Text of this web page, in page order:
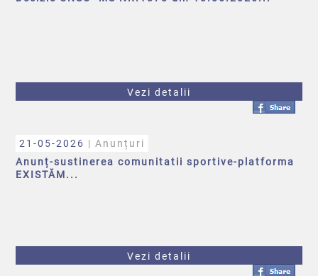
Vezi detalii
21-05-2026 | Anunțuri
Anunț-sustinerea comunitatii sportive-platforma
EXISTĂM...
Vezi detalii